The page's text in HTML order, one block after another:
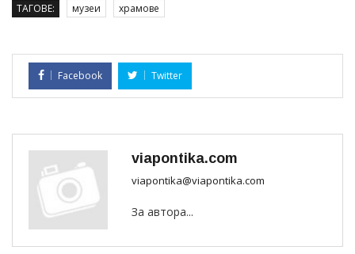
ТАГОВЕ: музеи храмове
Facebook Twitter
viapontika.com
viapontika@viapontika.com
За автора...